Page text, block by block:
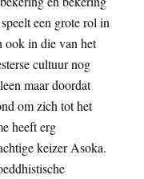
een grote rol in
ook in die van het
cultuur nog
maar doordat
om zich tot het
heeft erg
keizer Asoka.